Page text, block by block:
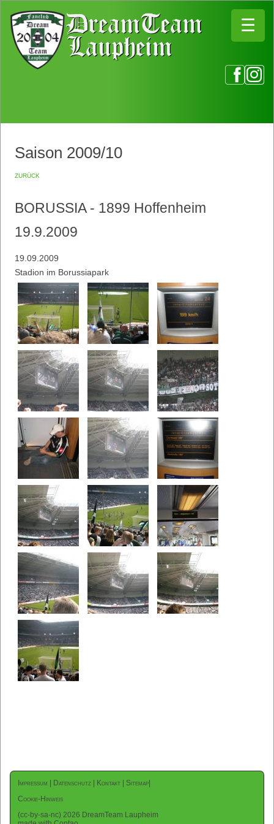
☰
☰
Saison 2009/10
zurück
BORUSSIA - 1899 Hoffenheim
19.9.2009
19.09.2009
Stadion im Borussiapark
Impressum Datenschutz Kontakt Sitemap
Cookie-Hinweis
(cc-by-sa-nc) 2026 DreamTeam Laupheim